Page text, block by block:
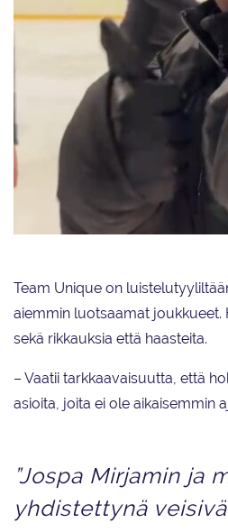
Team Unique on
aiemmin luotsaamat joukkueet.
sekä rikkauksia että haasteita.
– Vaatii tarkkaavaisuutta, että
asioita, joita ei ole aikaisemmin
”Jospa Mirjamin ja
yhdistettynä